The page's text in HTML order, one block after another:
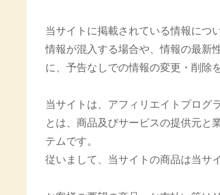
当サイトに掲載されている情報につ
情報が混入する場合や、情報の最新
に、予告なしでの情報の変更・削除
当サイトは、アフィリエイトプログ
とは、商品及びサービスの提供元と
テムです。
従いまして、当サイトの商品は当サ